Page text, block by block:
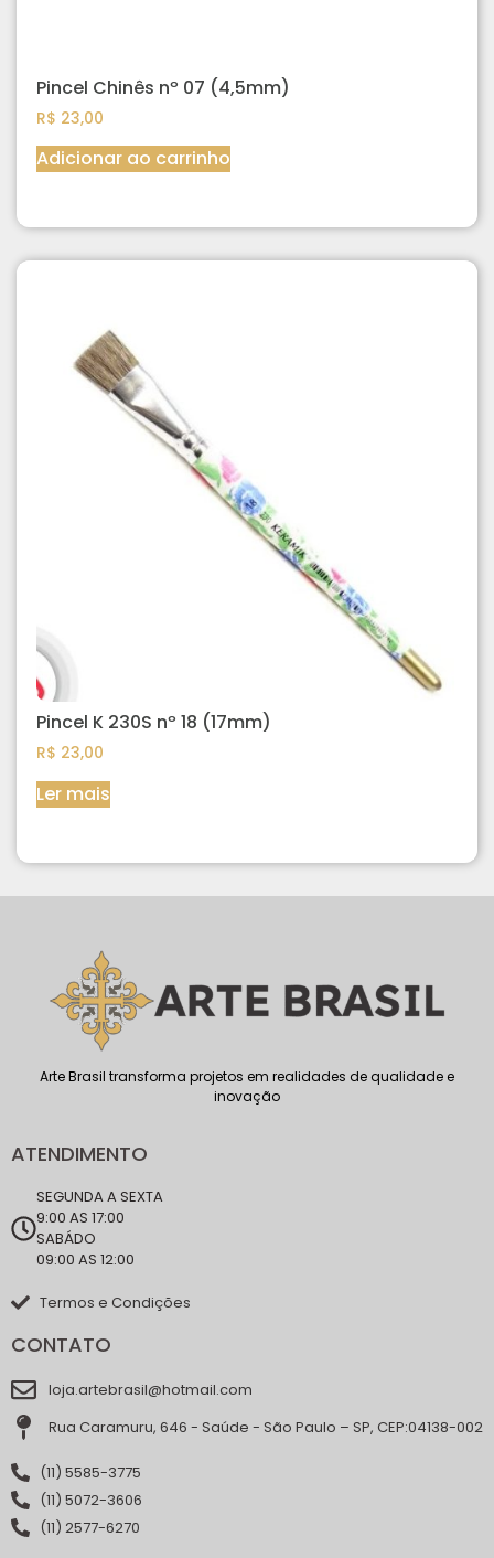
Pincel Chinês nº 07 (4,5mm)
R$ 23,00
Adicionar ao carrinho
Pincel K 230S nº 18 (17mm)
R$ 23,00
Ler mais
Arte Brasil transforma projetos em realidades de qualidade e
inovação
ATENDIMENTO
SEGUNDA A SEXTA
9:00 AS 17:00
SABÁDO
09:00 AS 12:00
Termos e Condições
CONTATO
loja.artebrasil@hotmail.com
Rua Caramuru, 646 - Saúde - São Paulo – SP, CEP:04138-002
(11) 5585-3775
(11) 5072-3606
(11) 2577-6270